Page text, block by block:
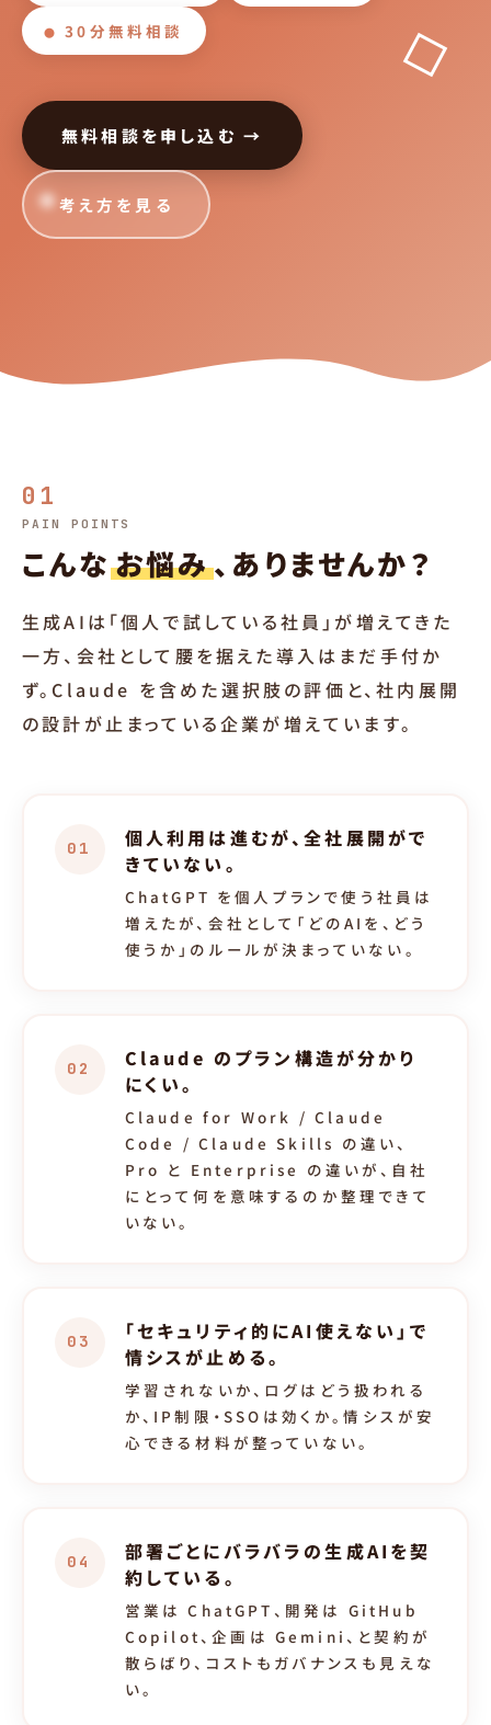
30分無料相談
無料相談を申し込む →
考え方を見る
01
PAIN POINTS
こんな お悩み、ありませんか？
生成AIは「個人で試している社員」が増えてきた
一方、会社として腰を据えた導入はまだ手付か
ず。Claude を含めた選択肢の評価と、社内展開
の設計が止まっている企業が増えています。
01
個人利用は進むが、全社展開がで
きていない。
ChatGPT を個人プランで使う社員は
増えたが、会社として「どのAIを、どう
使うか」のルールが決まっていない。
02
Claude のプラン構造が分かり
にくい。
Claude for Work / Claude
Code / Claude Skills の違い、
Pro と Enterprise の違いが、自社
にとって何を意味するのか整理できて
いない。
03
「セキュリティ的にAI使えない」で
情シスが止める。
学習されないか、ログはどう扱われる
か、IP制限・SSOは効くか。情シスが安
心できる材料が整っていない。
04
部署ごとにバラバラの生成AIを契
約している。
営業は ChatGPT、開発は GitHub
Copilot、企画は Gemini、と契約が
散らばり、コストもガバナンスも見えな
い。